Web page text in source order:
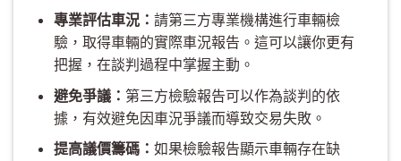
專業評估車況： 請第三方專業機構進行車輛檢
驗，取得車輛的實際車況報告。這可以讓你更有
把握，在談判過程中掌握主動。
避免爭議： 第三方檢驗報告可以作為談判的依
據，有效避免因車況爭議而導致交易失敗。
提高議價籌碼： 如果檢驗報告顯示車輛存在缺